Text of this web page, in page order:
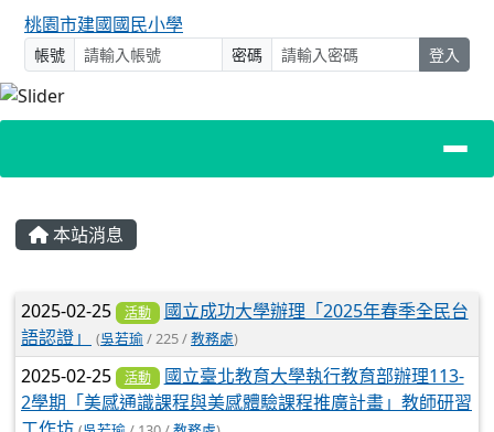
桃園市建國國民小學
帳號 密碼 登入
主內容區域
本站消息
文章列表
2025-02-25 活動
國立成功大學辦理「2025年春季全民台
語認證」
(吳若瑜/ 225 /教務處)
2025-02-25 活動
國立臺北教育大學執行教育部辦理113-
2學期「美感通識課程與美感體驗課程推廣計畫」教師研習